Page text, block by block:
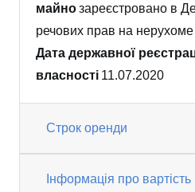
майнозареєстровано в
речових прав на
Дата державної
власності 11.07.2020
Строк оренди
Інформація про вартість